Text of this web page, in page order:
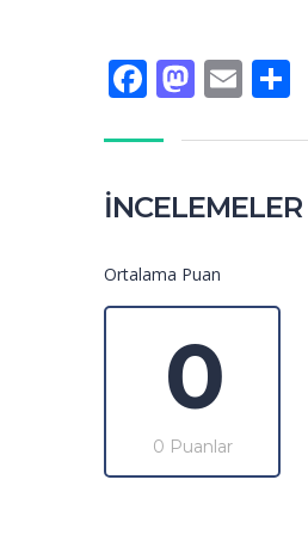
Facebook
İNCELEMELER
Ortalama Puan
0
0 Puanlar